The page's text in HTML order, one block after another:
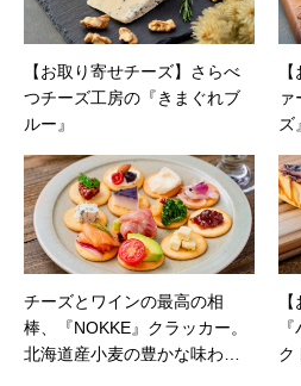
【お取り寄せチーズ】さらべ
つチーズ工房の『きまぐれブ
ルー』
ズ』
チーズとワインの最高の相
棒、『NOKKE』クラッカー。
北海道産小麦の豊かな味わい
ク